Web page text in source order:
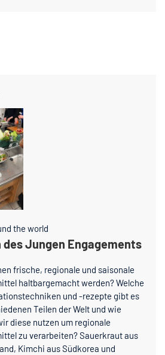
the world
Jungen Engagements
frische, regionale und saisonale
haltbargemacht werden? Welche
und -rezepte gibt es
Teilen der Welt und wie
diese nutzen um regionale
zu verarbeiten? Sauerkraut aus
Kimchi aus Südkorea und